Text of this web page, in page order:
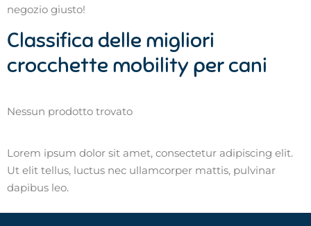
negozio giusto!
Classifica delle migliori
crocchette mobility per cani
Nessun prodotto trovato
Lorem ipsum dolor sit amet, consectetur adipiscing elit.
Ut elit tellus, luctus nec ullamcorper mattis, pulvinar
dapibus leo.